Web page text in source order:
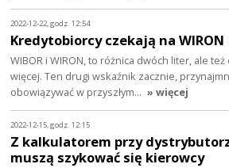
2022-12-22, godz. 12:54
Kredytobiorcy czekają na WIRON
WIBOR i WIRON, to różnica dwóch liter, ale
więcej. Ten drugi wskaźnik zacznie,
obowiązywać w przyszłym… » więcej
2022-12-15, godz. 12:15
Z kalkulatorem przy
muszą szykować się kierowcy